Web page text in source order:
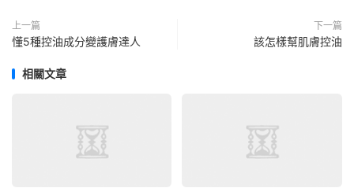
上一篇
懂5種控油成分變護膚達人
下一篇
該怎樣幫肌膚控油
相關文章